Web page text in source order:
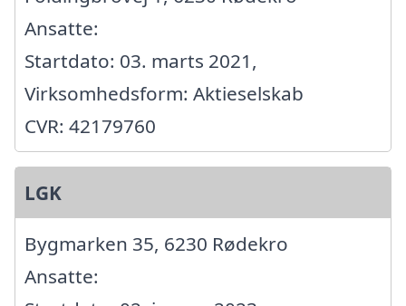
Ansatte:
Startdato: 03. marts 2021,
Virksomhedsform: Aktieselskab
CVR: 42179760
LGK
Bygmarken 35, 6230 Rødekro
Ansatte: